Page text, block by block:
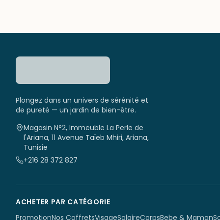
Plongez dans un univers de sérénité et
de pureté — un jardin de bien-être.
Magasin N°2, Immeuble La Perle de
l'Ariana, 11 Avenue Taïeb Mhiri, Ariana,
Tunisie
+216 28 372 827
ACHETER PAR CATÉGORIE
PromotionNos CoffretsVisageSolaireCorpsBebe & Maman